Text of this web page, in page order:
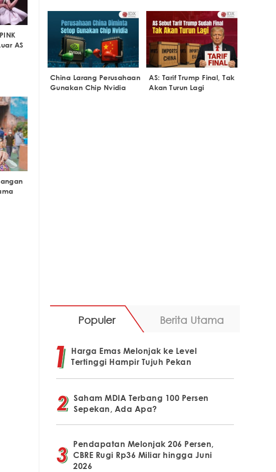
AS
China Larang Perusahaan
Gunakan Chip Nvidia
AS: Tarif Trump Final, Tak
Akan Turun Lagi
Populer Berita Utama
Harga Emas Melonjak ke Level
Tertinggi Hampir Tujuh Pekan
Saham MDIA Terbang 100 Persen
Sepekan, Ada Apa?
Pendapatan Melonjak 206 Persen,
CBRE Rugi Rp36 Miliar hingga Juni
2026